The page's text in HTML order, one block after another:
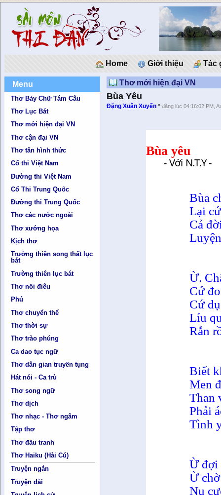
Home Giới thiệu Tác
Menu
Thơ Bảy Chữ Tám Câu
Thơ Lục Bát
Thơ mới hiện đại VN
Thơ cận đại VN
Thơ tân hình thức
Cổ thi Việt Nam
Đường thi Việt Nam
Cổ Thi Trung Quốc
Đường thi Trung Quốc
Thơ các nước ngoài
Thơ xướng họa
Kịch thơ
Trường thiên song thất lục
bát
Trường thiên lục bát
Thơ nối điêu
Phú
Thơ chuyển thể
Thơ thời sự
Thơ trào phúng
Ca dao tục ngữ
Thơ dân gian truyền tụng
Hát nói - Ca trù
Thơ song ngữ
Thơ dịch
Thơ nhạc - Thơ ngâm
Tập thơ
Thơ đấu tranh
Thơ Haiku (Hài Cú)
Truyện ngắn
Truyện dài
Thơ mới hiện đại VN
Bùa Yêu
Đặng Xuân Xuyến *đăng lúc 04:16:02 PM,
Bùa yêu
- Với N.T.Y -
Bùa
Lại
Cả
Ừ.
Cứ
Cứ
Líu
Rắn
Biết
Men
Than
Phải
Tình
Ừ đợi
Ừ
Nụ